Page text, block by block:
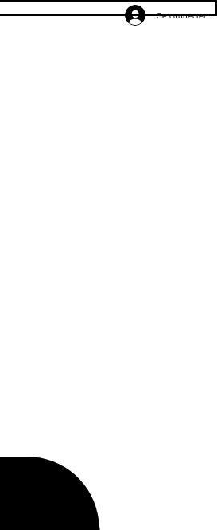
Se connecter